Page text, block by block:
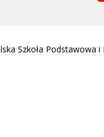
Szkoła Podstawowa